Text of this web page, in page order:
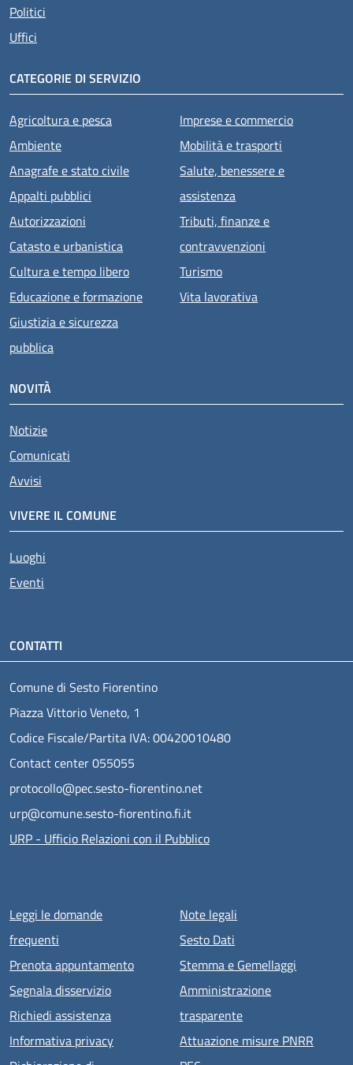
Politici
Uffici
CATEGORIE DI SERVIZIO
Agricoltura e pesca
Ambiente
Anagrafe e stato civile
Appalti pubblici
Autorizzazioni
Catasto e urbanistica
Cultura e tempo libero
Educazione e formazione
Giustizia e sicurezza
pubblica
Imprese e commercio
Mobilità e trasporti
Salute, benessere e
assistenza
Tributi, finanze e
contravvenzioni
Turismo
Vita lavorativa
NOVITÀ
Notizie
Comunicati
Avvisi
VIVERE IL COMUNE
Luoghi
Eventi
CONTATTI
Comune di Sesto Fiorentino
Piazza Vittorio Veneto, 1
Codice Fiscale/Partita IVA: 00420010480
Contact center 055055
protocollo@pec.sesto-fiorentino.net
urp@comune.sesto-fiorentino.fi.it
URP - Ufficio Relazioni con il Pubblico
Menu piè di pagina
Leggi le domande
frequenti
Prenota appuntamento
Segnala disservizio
Richiedi assistenza
Informativa privacy
Note legali
Sesto Dati
Stemma e Gemellaggi
Amministrazione
trasparente
Attuazione misure PNRR